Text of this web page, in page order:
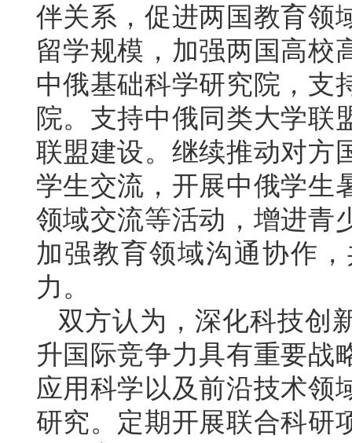
伴关系，促进两国教育领
留学规模，加强两国高校
中俄基础科学研究院，支
院。支持中俄同类大学联
联盟建设。继续推动对方
学生交流，开展中俄学生
领域交流等活动，增进青
加强教育领域沟通协作
力。
双方认为，深化科技创
升国际竞争力具有重要战
应用科学以及前沿技术领
研究。定期开展联合科研